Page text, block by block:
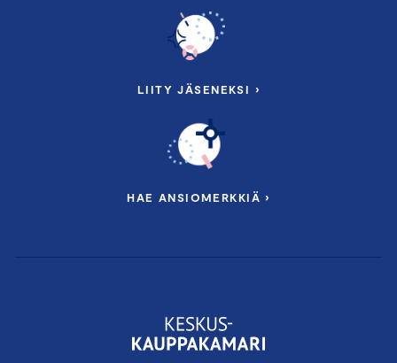
LIITY JÄSENEKSI ›
HAE ANSIOMERKKIÄ ›